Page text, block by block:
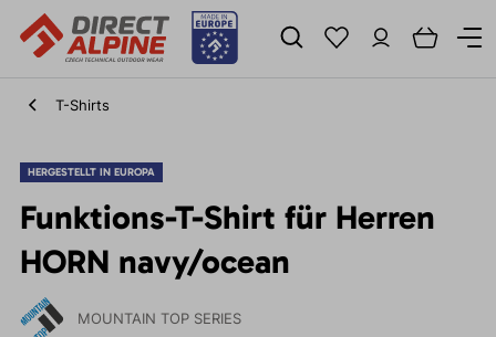
T-Shirts
HERGESTELLT IN EUROPA
Funktions-T-Shirt für Herren
HORN navy/ocean
MOUNTAIN TOP SERIES